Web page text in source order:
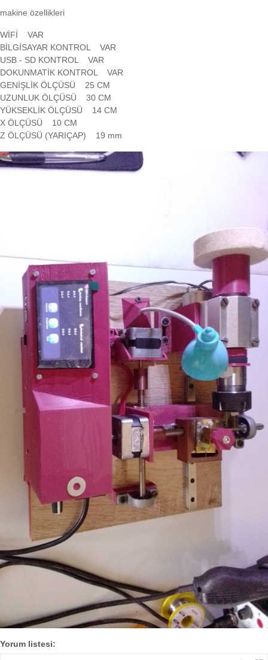
makine özellikleri
WİFİ VAR
BİLGİSAYAR KONTROL VAR
USB - SD KONTROL VAR
DOKUNMATİK KONTROL VAR
GENİŞLİK ÖLÇÜSÜ 25 CM
UZUNLUK ÖLÇÜSÜ 30 CM
YÜKSEKLİK ÖLÇÜSÜ 14 CM
X ÖLÇÜSÜ 10 CM
Z ÖLÇÜSÜ (YARIÇAP) 19 mm
Yorum listesi: